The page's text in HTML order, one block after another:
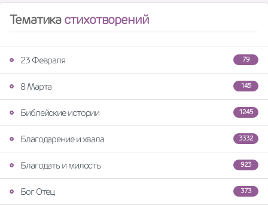
Тематикастихотворений
79
23 Февраля
145
8 Марта
1245
Библейские истории
3332
Благодарение и хвала
923
Благодать и милость
373
Бог Отец